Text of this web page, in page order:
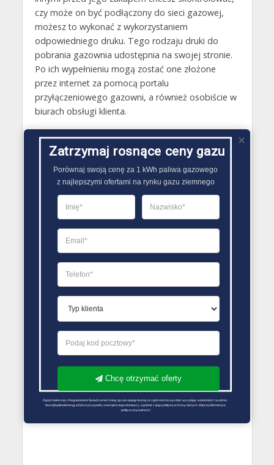
czy może on być podłączony do sieci gazowej,
możesz to wykonać z wykorzystaniem
odpowiedniego druku. Tego rodzaju druki do
pobrania gazownia udostępnia na swojej stronie.
Po ich wypełnieniu mogą zostać one złożone
przez internet za pomocą portalu
przyłączeniowego gazowni, a również osobiście w
biurach obsługi klienta.
Gazy techniczne Trzciel
Butle gazowe Trzciel
Gaz płynny Trzciel
LPG Trzciel
Dostawcy gazu Trzciel
PORÓWNYWARKA OFERT GAZU
Zatrzymaj rosnące ceny gazu
Porównaj swoją cenę za 1 kWh paliwa gazowego
z najlepszymi ofertami na rynku gazu ziemnego
Chcę otrzymać oferty
Zapoznałem się z Regulaminem Świadczenie Usług i go akceptuję Każdą ze zgód można wycofać wysyłając wiadomość na adres
biuro@optimalenergy.pl lub w przypadku zewnętrznego dostawcy, zgodnie z jego polityką ochrony danych. Więcej informacji w
polityce prywatności